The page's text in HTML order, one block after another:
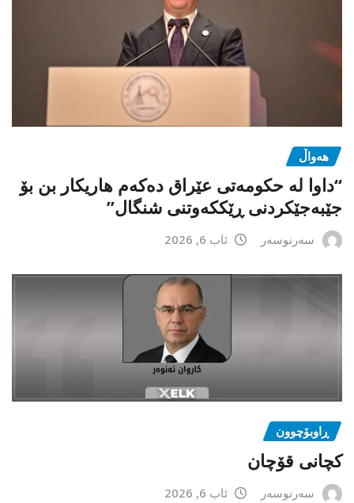
هەواڵ
“داوا لە حكومەتی عێراق دەكەم هاریكار بن بۆ
جێبەجێكردنی ڕێككەوتنی شنگال”
سەرنوسەر ئاب 6, 2026
ڕاوبۆچوون
کچانی قۆچان
سەرنوسەر ئاب 6, 2026